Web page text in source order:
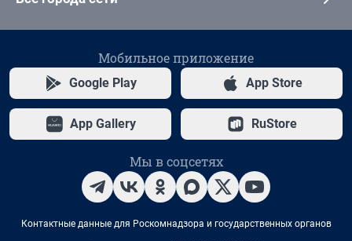
Мобильное приложение
Google Play App Store
App Gallery RuStore
Мы в соцсетях
Контактные данные для Роскомнадзора и государственных органов